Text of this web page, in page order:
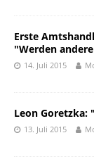
Erste
"Werden
14. Juli 2015
Leon Goretzka:
13. Juli 2015